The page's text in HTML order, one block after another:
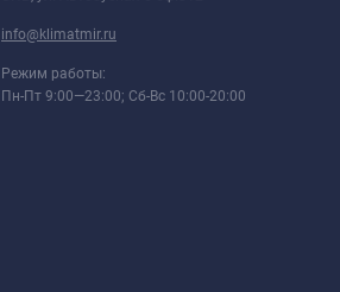
info@klimatmir.ru
Режим работы:
Пн-Пт 9:00—23:00; Сб-Вс 10:00-20:00